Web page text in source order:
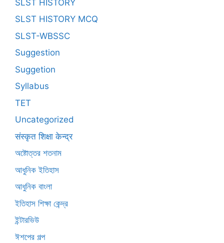
SLST HISTORY
SLST HISTORY MCQ
SLST-WBSSC
Suggestion
Suggetion
Syllabus
TET
Uncategorized
संस्कृत शिक्षा केन्द्र
অষ্টোত্তর শতনাম
আধুনিক ইতিহাস
আধুনিক বাংলা
ইতিহাস শিক্ষা কেন্দ্র
ইন্টারভিউ
ঈশপের গল্প